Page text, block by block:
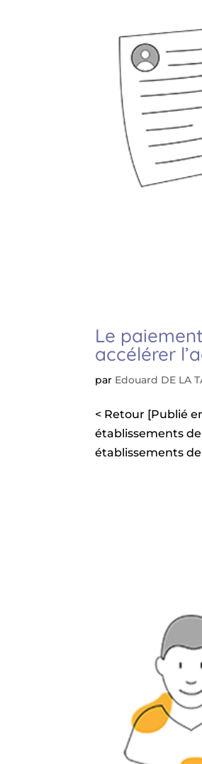
Le
accélérer
par Edouard DE LA
< Retour [Publié
établissements
établissements